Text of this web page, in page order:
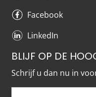
Facebook
LinkedIn
BLIJF OP DE
Schrijf u dan nu in